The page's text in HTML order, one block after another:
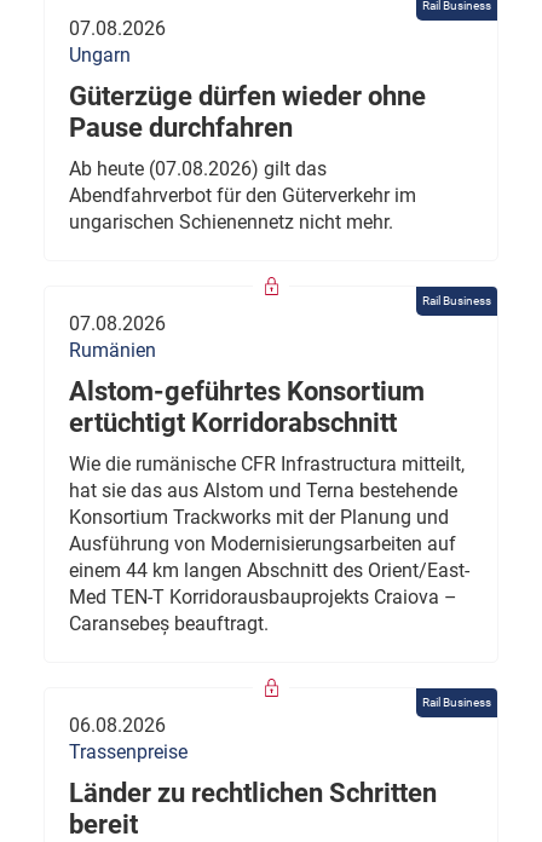
Rail Business
07.08.2026
Ungarn
Güterzüge dürfen wieder ohne
Pause durchfahren
Ab heute (07.08.2026) gilt das
Abendfahrverbot für den Güterverkehr im
ungarischen Schienennetz nicht mehr.
Rail Business
07.08.2026
Rumänien
Alstom-geführtes Konsortium
ertüchtigt Korridorabschnitt
Wie die rumänische CFR Infrastructura mitteilt,
hat sie das aus Alstom und Terna bestehende
Konsortium Trackworks mit der Planung und
Ausführung von Modernisierungsarbeiten auf
einem 44 km langen Abschnitt des Orient/East-
Med TEN-T Korridorausbauprojekts Craiova –
Caransebeș beauftragt.
Rail Business
06.08.2026
Trassenpreise
Länder zu rechtlichen Schritten
bereit